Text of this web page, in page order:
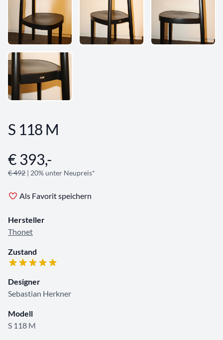
S 118 M
Angebotsinformationen
€ 393,-
€ 492 | 20% unter Neupreis*
Als Favorit speichern
Hersteller
Thonet
Zustand
Designer
Sebastian Herkner
Modell
S 118 M